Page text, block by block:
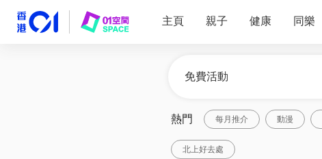
主頁 親子 健康 同樂
熱門 每月推介 動漫
北上好去處